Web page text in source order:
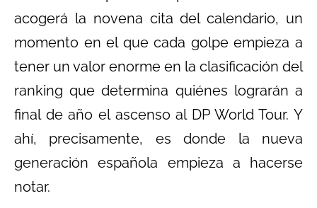
acogerá la novena cita del calendario, un
momento en el que cada golpe empieza a
tener un valor enorme en la clasificación del
ranking que determina quiénes lograrán a
final de año el ascenso al DP World Tour. Y
ahí, precisamente, es donde la nueva
generación española empieza a hacerse
notar.